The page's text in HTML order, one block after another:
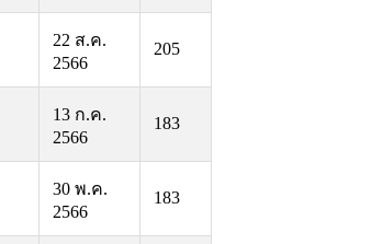
22 ส.ค.
2566
205
13 ก.ค.
2566
183
30 พ.ค.
2566
183